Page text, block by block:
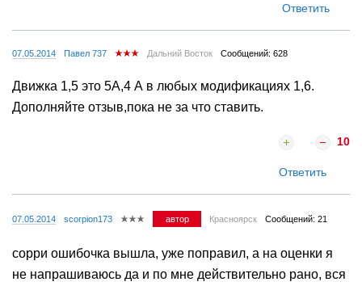
Ответить
07.05.2014 Павел 737 Дальний Восток Сообщений: 628
Движка 1,5 это 5А,4 А в любых модификациях 1,6.
Дополняйте отзыв,пока не за что ставить.
10
Ответить
07.05.2014 scorpion173 автор Красноярск Сообщений: 21
сорри ошибочка вышла, уже поправил, а на оценки я
не напрашиваюсь да и по мне действительно рано, вся